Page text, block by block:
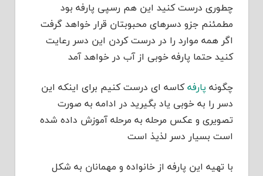
چطوری درست کنید این هم رسپی پارفه بود
مطمئنم جزو دسرهای محبوبتان قرار خواهد گرفت
اگر همه موارد را در درست کردن این دسر رعایت
کنید حتما پارفه خوبی از آب در خواهد آمد
چگونه پارفهکاسه ای درست کنیم برای اینکه این
دسر را به خوبی یاد بگیرید در ادامه به صورت
تصویری و عکس مرحله به مرحله آموزش داده شده
است بسیار دسر لذیذ است
با تهیه این پارفه از خانواده و مهمانان به شکل